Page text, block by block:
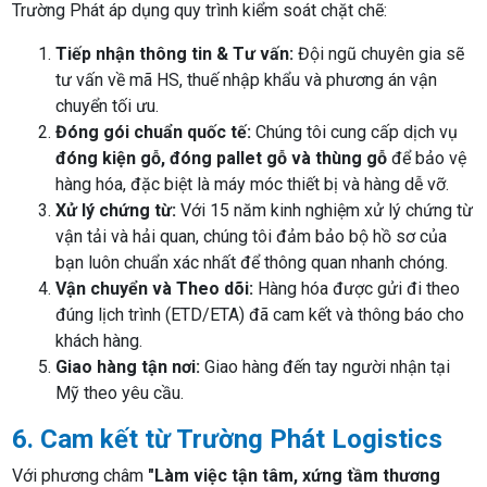
Trường Phát áp dụng quy trình kiểm soát chặt chẽ:
Tiếp nhận thông tin & Tư vấn: Đội ngũ chuyên gia sẽ
tư vấn về mã HS, thuế nhập khẩu và phương án vận
chuyển tối ưu.
Đóng gói chuẩn quốc tế: Chúng tôi cung cấp dịch vụ
đóng kiện gỗ, đóng pallet gỗ và thùng gỗ để bảo vệ
hàng hóa, đặc biệt là máy móc thiết bị và hàng dễ vỡ.
Xử lý chứng từ: Với 15 năm kinh nghiệm xử lý chứng từ
vận tải và hải quan, chúng tôi đảm bảo bộ hồ sơ của
bạn luôn chuẩn xác nhất để thông quan nhanh chóng.
Vận chuyển và Theo dõi: Hàng hóa được gửi đi theo
đúng lịch trình (ETD/ETA) đã cam kết và thông báo cho
khách hàng.
Giao hàng tận nơi: Giao hàng đến tay người nhận tại
Mỹ theo yêu cầu.
6. Cam kết từ Trường Phát Logistics
Với phương châm "Làm việc tận tâm, xứng tầm thương